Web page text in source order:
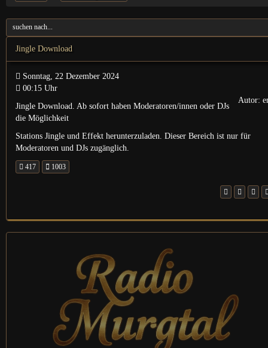
Jingle Download
Sonntag, 22 Dezember 2024
00:15 Uhr
Autor:
Jingle Download. Ab sofort haben Moderatoren/innen oder DJs
die Möglichkeit
Stations Jingle und Effekt herunterzuladen. Dieser Bereich ist nur für
Moderatoren und DJs zugänglich.
417 1003